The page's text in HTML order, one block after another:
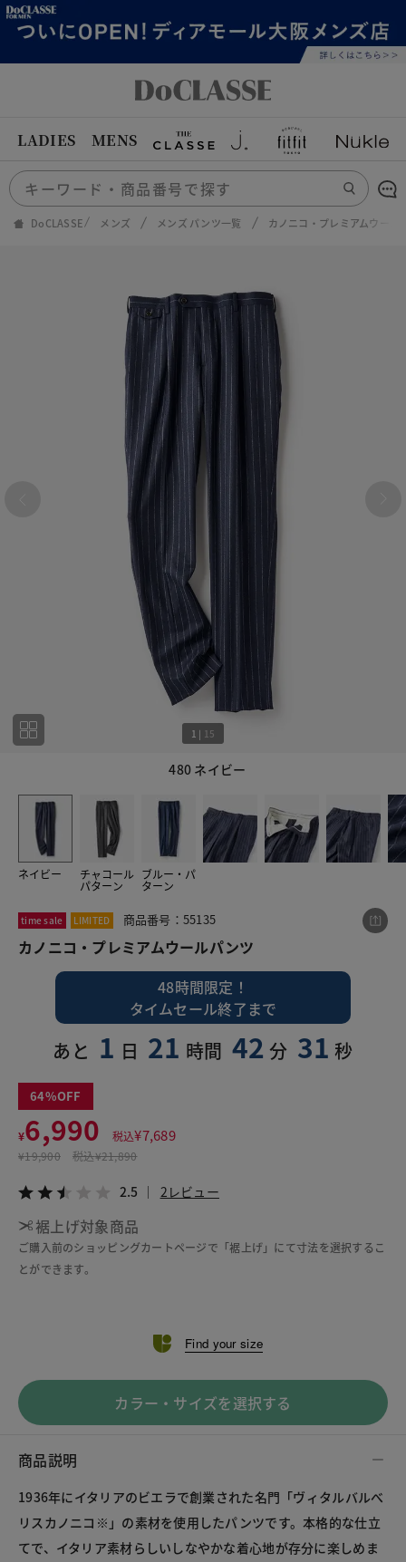
LADIES MENS
DoCLASSE メンズ メンズ パンツ一覧 カノニコ・プレミアムウール
480 ネイビー
1 | 15
ネイビー チャコール
パターン
ブルー・パ
ターン
time sale LIMITED 商品番号：55135
カノニコ・プレミアムウールパンツ
48時間限定！
タイムセール終了まで
あと 1 日 21 時間 42 分 31 秒
64
¥6,990 税込¥7,689
¥19,900 税込¥21,890
2.5 2レビュー
裾上げ対象商品
ご購入前のショッピングカートページで「裾上げ」にて寸法を選択するこ
とができます。
Find your size
カラー・サイズを選択する
商品説明
1936年にイタリアのビエラで創業された名門「ヴィタルバルべ
リスカノニコ※」の素材を使用したパンツです。本格的な仕立
てで、イタリア素材らしいしなやかな着心地が存分に楽しめま
この商品をシェアする
カノニコ・プレミアムウールパンツ
¥6,990 税込¥7,689
2.5 2レビュー